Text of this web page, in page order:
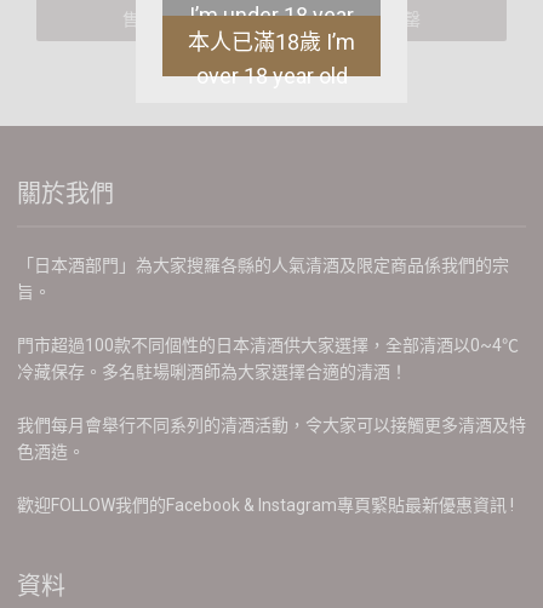
售罄 售罄
關於我們
「日本酒部門」為大家搜羅各縣的人氣清酒及限定商品係我們的宗
旨。
門市超過100款不同個性的日本清酒供大家選擇，全部清酒以0~4℃
冷藏保存。多名駐場唎酒師為大家選擇合適的清酒！
我們每月會舉行不同系列的清酒活動，令大家可以接觸更多清酒及特
色酒造。
歡迎FOLLOW我們的Facebook & Instagram專頁緊貼最新優惠資訊 !
資料
I’m under 18 year
old
本人已滿18歲 I’m
over 18 year old